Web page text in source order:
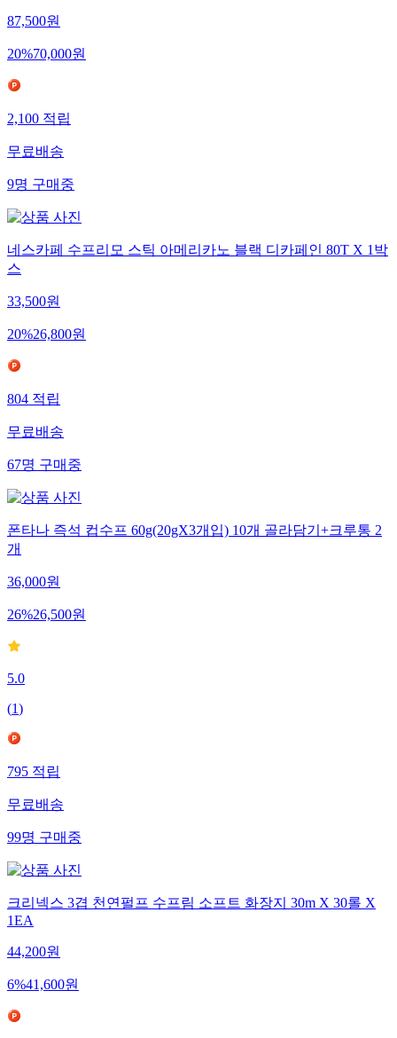
87,500원
20%70,000원
2,100적립
무료배송
9명구매중
네스카페 수프리모 스틱 아메리카노 블랙 디카페인 80T X 1박
스
33,500원
20%26,800원
804적립
무료배송
67명구매중
폰타나 즉석 컵수프 60g(20gX3개입) 10개 골라담기+크루통 2
개
36,000원
26%26,500원
5.0
(1)
795적립
무료배송
99명구매중
크리넥스 3겹 천연펄프 수프림 소프트 화장지 30m X 30롤 X
1EA
44,200원
6%41,600원